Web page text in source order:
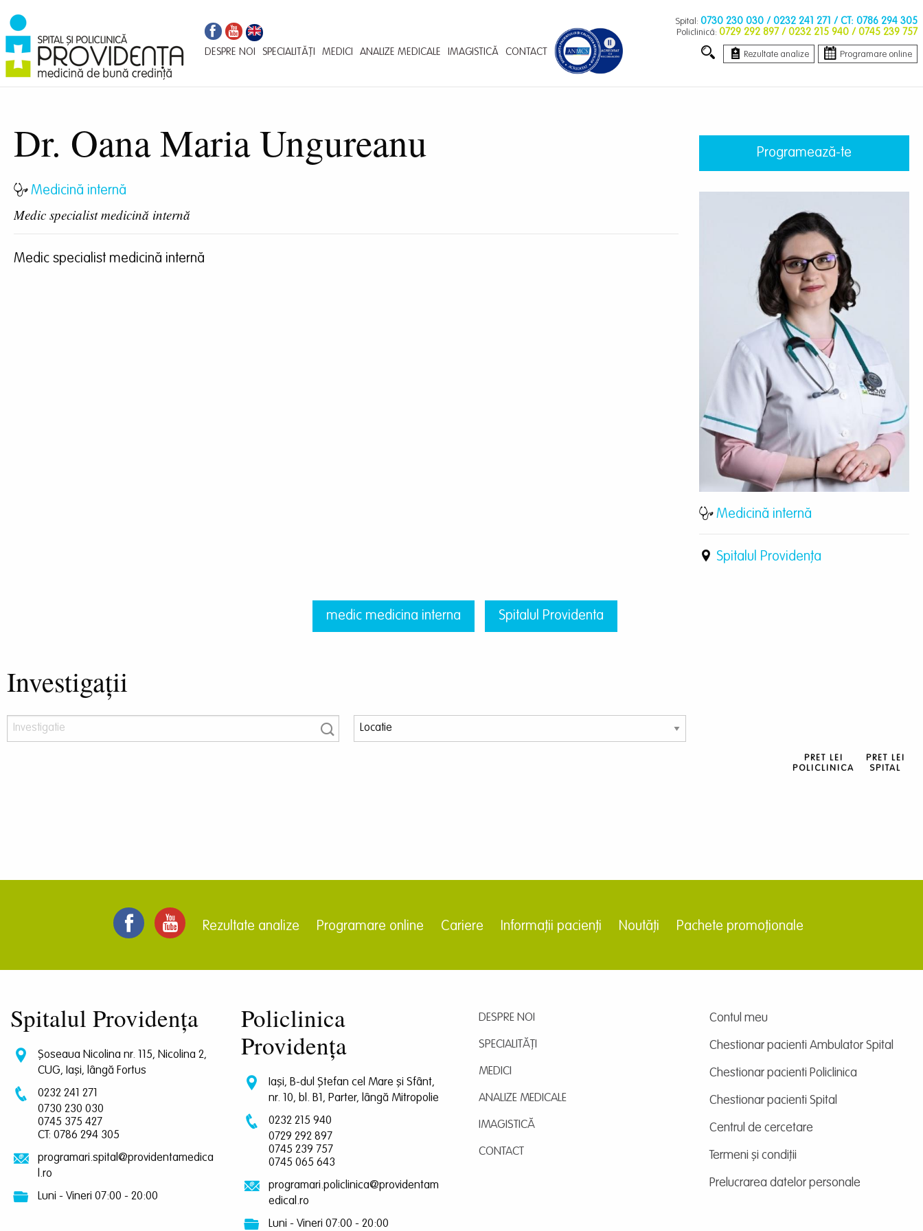
la
conţinutul
principal
Navigare
principală
DESPRE NOI SPECIALITĂȚI MEDICI ANALIZE MEDICALE IMAGISTICĂ CONTACT
Spital: 0730 230 030 / 0232 241 271 / CT: 0786 294 305
Policlinică: 0729 292 897 / 0232 215 940 / 0745 239 757
Rezultate analize Programare online
Programează-te
Medicină internă
Spitalul Providența
Dr. Oana Maria Ungureanu
Medicină internă
Medic specialist medicină internă
Medic specialist medicină internă
medic medicina interna Spitalul Providenta
Investigații
PRET LEI
POLICLINICA
PRET LEI
SPITAL
Rezultate analize Programare online Cariere Informații pacienți Noutăți Pachete promoționale
Spitalul Providența
Șoseaua Nicolina nr. 115, Nicolina 2,
CUG, Iași, lângă Fortus
0232 241 271
0730 230 030
0745 375 427
CT: 0786 294 305
programari.spital@providentamedica
l.ro
Luni - Vineri 07:00 - 20:00
Policlinica
Providența
Iași, B-dul Ștefan cel Mare și Sfânt,
nr. 10, bl. B1, Parter, lângă Mitropolie
0232 215 940
0729 292 897
0745 239 757
0745 065 643
programari.policlinica@providentam
edical.ro
Luni - Vineri 07:00 - 20:00
DESPRE NOI
SPECIALITĂȚI
MEDICI
ANALIZE MEDICALE
IMAGISTICĂ
CONTACT
Contul meu
Chestionar pacienti Ambulator Spital
Chestionar pacienti Policlinica
Chestionar pacienti Spital
Centrul de cercetare
Termeni și condiții
Prelucrarea datelor personale